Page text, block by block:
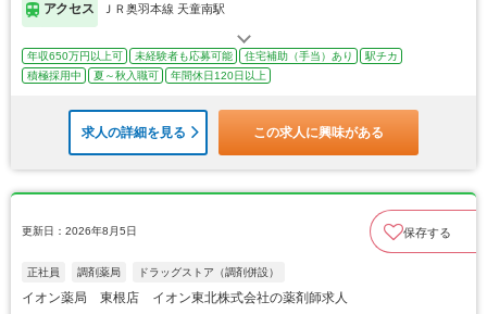
アクセス ＪＲ奥羽本線 天童南駅
年収650万円以上可 未経験者も応募可能 住宅補助（手当）あり
駅チカ
積極採用中
夏～秋入職可 年間休日120日以上
求人の詳細を見る この求人に興味がある
更新日：2026年8月5日 保存する
正社員 調剤薬局 ドラッグストア（調剤併設）
イオン薬局 東根店 イオン東北株式会社の薬剤師求人